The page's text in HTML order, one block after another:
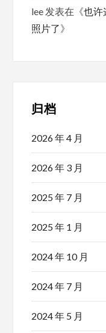
lee 发表在《也许
照片了》
归档
2026 年 4 月
2026 年 3 月
2025 年 7 月
2025 年 1 月
2024 年 10 月
2024 年 7 月
2024 年 5 月